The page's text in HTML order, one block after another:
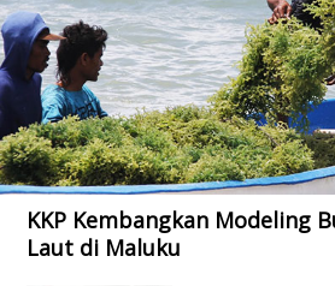
KKP Kembangkan Modeling
Laut di Maluku